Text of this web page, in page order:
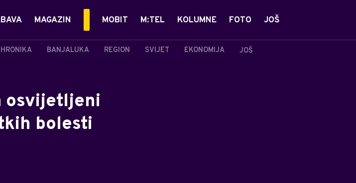
BANJALUKA REGION SVIJET EKONOMIJA JOŠ
MAGAZIN MOBIT M:TEL KOLUMNE FOTO JOŠ
osvijetljeni
bolesti